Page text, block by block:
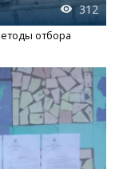
312
отбора